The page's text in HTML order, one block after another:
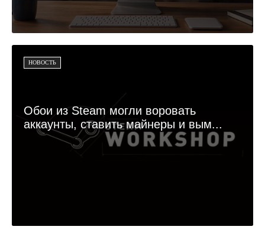
НОВОСТЬ
Обои из Steam могли воровать
аккаунты, ставить майнеры и вым...